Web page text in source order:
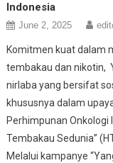
Indonesia
June 2, 2025
Komitmen kuat dalam
tembakau dan nikotin,
nirlaba yang bersifat
khususnya dalam
Perhimpunan Onkologi
Tembakau Sedunia”
Melalui kampanye